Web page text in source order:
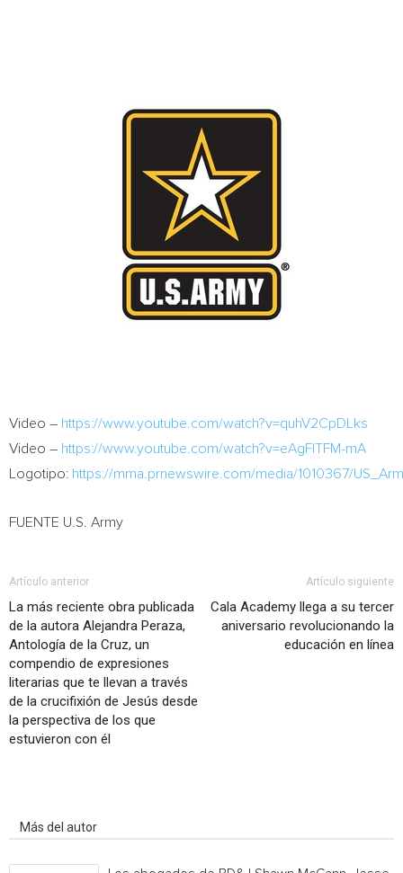
Video – https://www.youtube.com/watch?v=quhV2CpDLks
Video – https://www.youtube.com/watch?v=eAgFlTFM-mA
Logotipo: https://mma.prnewswire.com/media/1010367/
FUENTE U.S. Army
Artículo anterior
La más reciente obra publicada
de la autora Alejandra Peraza,
Antología de la Cruz, un
compendio de expresiones
literarias que te llevan a través
de la crucifixión de Jesús desde
la perspectiva de los que
estuvieron con él
Artículo siguiente
Cala Academy llega a su tercer
aniversario revolucionando la
educación en línea
Más del autor